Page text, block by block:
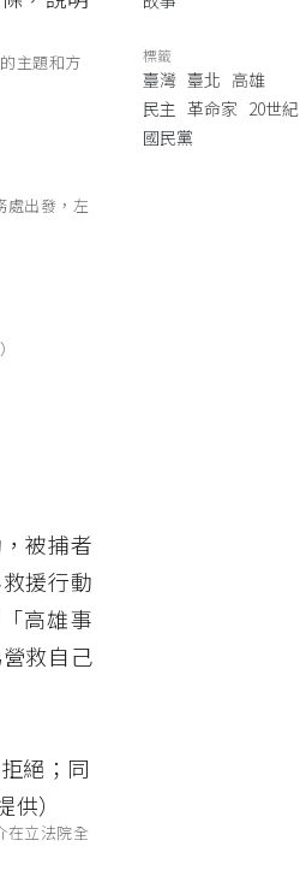
主題和方
處出發，左
被捕者
援行動
高雄事
救自己
在立法院全
標籤
臺灣 臺北 高雄
民主 革命家 20世紀
國民黨